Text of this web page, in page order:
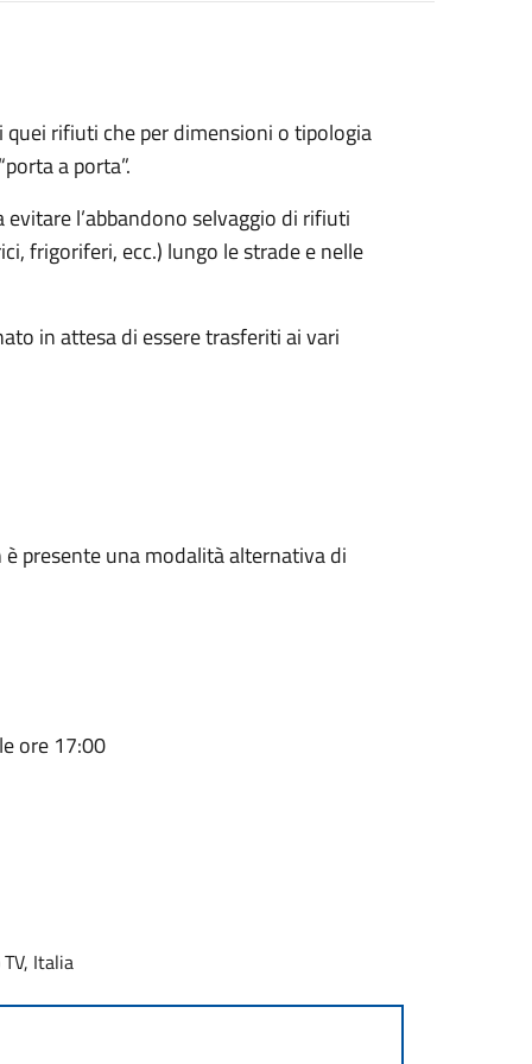
quei rifiuti che per dimensioni o tipologia
a porta”.
l’abbandono selvaggio di rifiuti
frigoriferi, ecc.) lungo le strade e nelle
in attesa di essere trasferiti ai vari
presente una modalità alternativa di
ore 17:00
Italia